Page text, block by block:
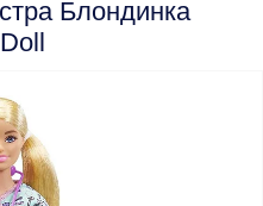
Блондинка